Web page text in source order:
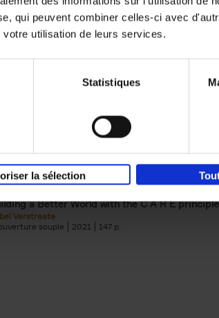
qui peuvent combiner celles-ci avec
utilisation de leurs services.
Statistiques
la sélection
Bonds = Building Business
Your Brand Care?
a Better World with the C A R E
Verstraete
souple
2021 147